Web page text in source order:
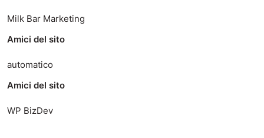
Milk Bar Marketing
Amici del sito
automatico
Amici del sito
WP BizDev